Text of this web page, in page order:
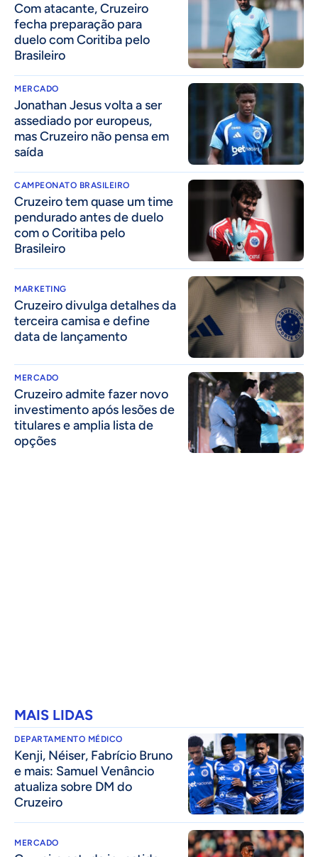
Com atacante, Cruzeiro
fecha preparação para
duelo com Coritiba pelo
Brasileiro
MERCADO
Jonathan Jesus volta a ser
assediado por europeus,
mas Cruzeiro não pensa em
saída
CAMPEONATO BRASILEIRO
Cruzeiro tem quase um time
pendurado antes de duelo
com o Coritiba pelo
Brasileiro
MARKETING
Cruzeiro divulga detalhes da
terceira camisa e define
data de lançamento
MERCADO
Cruzeiro admite fazer novo
investimento após lesões de
titulares e amplia lista de
opções
MAIS LIDAS
DEPARTAMENTO MÉDICO
Kenji, Néiser, Fabrício Bruno
e mais: Samuel Venâncio
atualiza sobre DM do
Cruzeiro
MERCADO